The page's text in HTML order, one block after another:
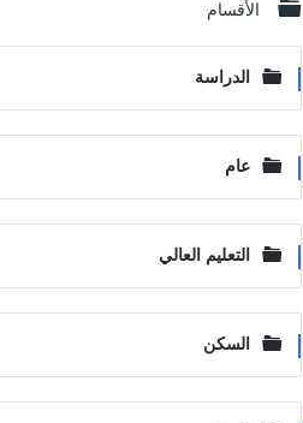
الأقسام
الدراسة
عام
التعليم العالي
السكن